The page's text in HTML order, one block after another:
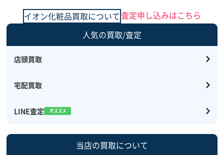
イオン化粧品買取について査定申し込みはこちら
人気の買取/査定
店頭買取
宅配買取
LINE査定
当店の買取について